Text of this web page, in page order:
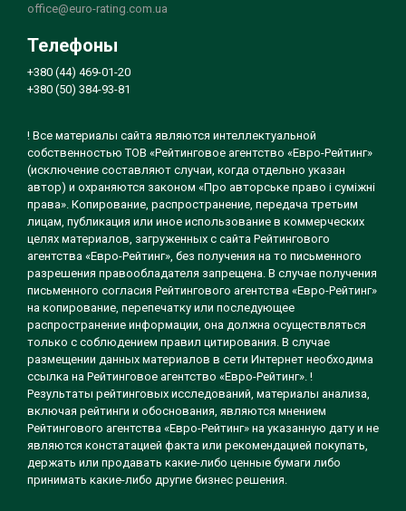
office@euro-rating.com.ua
Телефоны
+380 (44) 469-01-20
+380 (50) 384-93-81
! Все материалы сайта являются интеллектуальной
собственностью ТОВ «Рейтинговое агентство «Евро-Рейтинг»
(исключение составляют случаи, когда отдельно указан
автор) и охраняются законом «Про авторське право і суміжні
права». Копирование, распространение, передача третьим
лицам, публикация или иное использование в коммерческих
целях материалов, загруженных с сайта Рейтингового
агентства «Евро-Рейтинг», без получения на то письменного
разрешения правообладателя запрещена. В случае получения
письменного согласия Рейтингового агентства «Евро-Рейтинг»
на копирование, перепечатку или последующее
распространение информации, она должна осуществляться
только с соблюдением правил цитирования. В случае
размещении данных материалов в сети Интернет необходима
ссылка на Рейтинговое агентство «Евро-Рейтинг». !
Результаты рейтинговых исследований, материалы анализа,
включая рейтинги и обоснования, являются мнением
Рейтингового агентства «Евро-Рейтинг» на указанную дату и не
являются констатацией факта или рекомендацией покупать,
держать или продавать какие-либо ценные бумаги либо
принимать какие-либо другие бизнес решения.